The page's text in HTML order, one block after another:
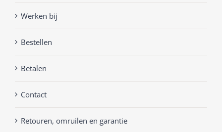
Werken bij
Bestellen
Betalen
Contact
Retouren, omruilen en garantie